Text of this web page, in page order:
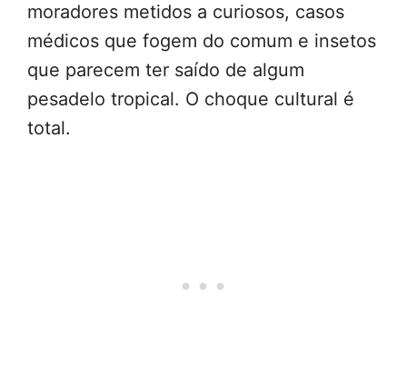
moradores metidos a curiosos, casos
médicos que fogem do comum e insetos
que parecem ter saído de algum
pesadelo tropical. O choque cultural é
total.